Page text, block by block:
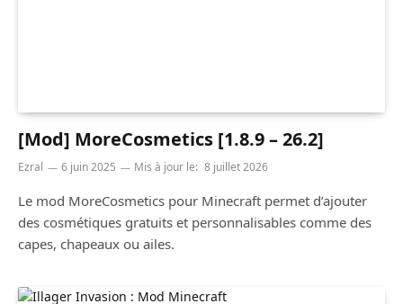
[Mod] MoreCosmetics [1.8.9 – 26.2]
Ezral 6 juin 2025 Mis à jour le: 8 juillet 2026
Le mod MoreCosmetics pour Minecraft permet d’ajouter
des cosmétiques gratuits et personnalisables comme des
capes, chapeaux ou ailes.